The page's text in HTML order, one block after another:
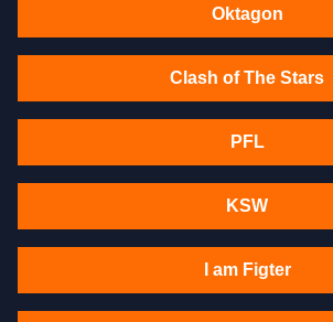
Oktagon
Clash of The Stars
PFL
KSW
I am Figter